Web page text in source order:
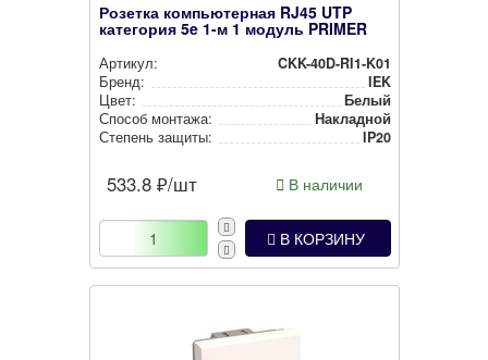
Розетка компьютерная RJ45 UTP
категория 5e 1-м 1 модуль PRIMER
Артикул:
CKK-40D-RI1-K01
Бренд:
IEK
Цвет:
Белый
Способ монтажа:
Накладной
Степень защиты:
IP20
533.8 ₽/шт В наличии
В КОРЗИНУ